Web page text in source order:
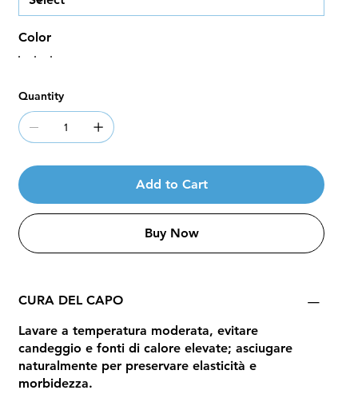
Color
Quantity
Add to Cart
Buy Now
CURA DEL CAPO
Lavare a temperatura moderata, evitare
candeggio e fonti di calore elevate; asciugare
naturalmente per preservare elasticità e
morbidezza.